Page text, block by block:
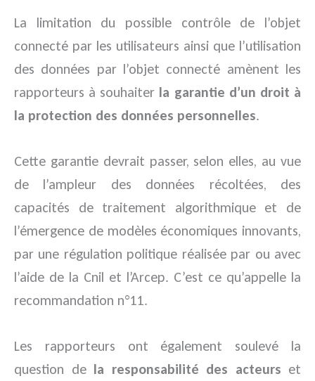
La limitation du possible contrôle de l’objet
connecté par les utilisateurs ainsi que l’utilisation
des données par l’objet connecté amènent les
rapporteurs à souhaiter la garantie d’un droit à
la protection des données personnelles.
Cette garantie devrait passer, selon elles, au vue
de l’ampleur des données récoltées, des
capacités de traitement algorithmique et de
l’émergence de modèles économiques innovants,
par une régulation politique réalisée par ou avec
l’aide de la Cnil et l’Arcep. C’est ce qu’appelle la
recommandation n°11.
Les rapporteurs ont également soulevé la
question de la responsabilité des acteurs et